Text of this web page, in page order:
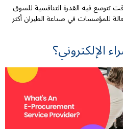
فيه القدرة التنافسية للسوق
للمؤسسات في صناعة الطيران أكثر
الإلكتروني؟